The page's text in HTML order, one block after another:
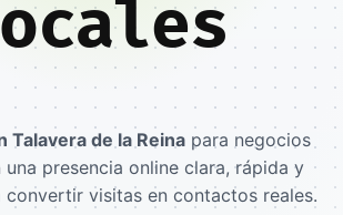
Talavera de la Reina para negocios
una presencia online clara, rápida y
convertir visitas en contactos reales.